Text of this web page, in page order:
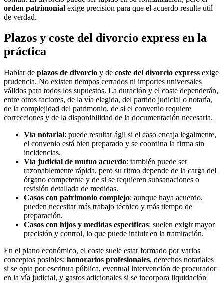
orden patrimonial exige precisión para que el acuerdo resulte útil
de verdad.
Plazos y coste del divorcio express en la
práctica
Hablar de plazos de divorcio y de coste del divorcio express exige
prudencia. No existen tiempos cerrados ni importes universales
válidos para todos los supuestos. La duración y el coste dependerán,
entre otros factores, de la vía elegida, del partido judicial o notaría,
de la complejidad del patrimonio, de si el convenio requiere
correcciones y de la disponibilidad de la documentación necesaria.
Vía notarial: puede resultar ágil si el caso encaja legalmente,
el convenio está bien preparado y se coordina la firma sin
incidencias.
Vía judicial de mutuo acuerdo: también puede ser
razonablemente rápida, pero su ritmo depende de la carga del
órgano competente y de si se requieren subsanaciones o
revisión detallada de medidas.
Casos con patrimonio complejo: aunque haya acuerdo,
pueden necesitar más trabajo técnico y más tiempo de
preparación.
Casos con hijos y medidas específicas: suelen exigir mayor
precisión y control, lo que puede influir en la tramitación.
En el plano económico, el coste suele estar formado por varios
conceptos posibles: honorarios profesionales, derechos notariales
si se opta por escritura pública, eventual intervención de procurador
en la vía judicial, y gastos adicionales si se incorpora liquidación